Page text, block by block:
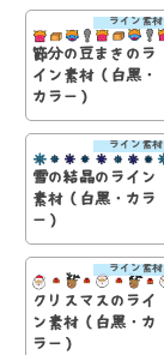
ライン素材
節分の豆まきのラ
イン素材（白黒・
カラー）
ライン素材
雪の結晶のライン
素材（白黒・カラ
ー）
ライン素材
クリスマスのライ
ン素材（白黒・カ
ラー）